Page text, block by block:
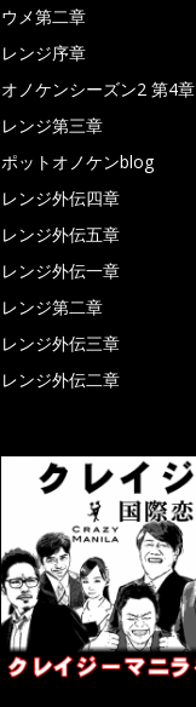
ウメ第二章
レンジ序章
オノケンシーズン2 第4章
レンジ第三章
ポットオノケンblog
レンジ外伝四章
レンジ外伝五章
レンジ外伝一章
レンジ第二章
レンジ外伝三章
レンジ外伝二章